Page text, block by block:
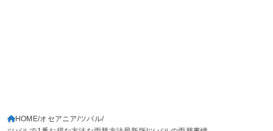
HOME オセアニア ツバル